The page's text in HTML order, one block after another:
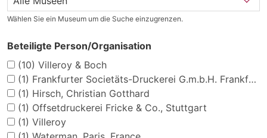
Wählen Sie ein Museum um die Suche einzugrenzen.
Beteiligte Person/Organisation
(10) Villeroy & Boch
(1) Frankfurter Societäts-Druckerei G.m.b.H. Frankfurt a. M.
(1) Hirsch, Christian Gotthard
(1) Offsetdruckerei Fricke & Co., Stuttgart
(1) Villeroy